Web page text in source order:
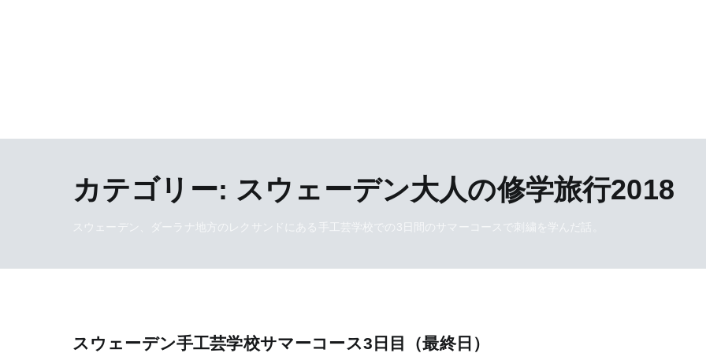
カテゴリー: スウェーデン大人の修学旅行2018
スウェーデン、ダーラナ地方のレクサンドにある手工芸学校での3日間のサマーコースで刺繍を学んだ話。
スウェーデン手工芸学校サマーコース3日目（最終日）